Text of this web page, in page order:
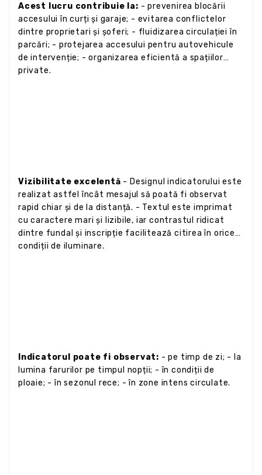
Acest lucru contribuie la: - prevenirea blocării
accesului în curți și garaje; - evitarea conflictelor
dintre proprietari și șoferi; - fluidizarea circulației în
parcări; - protejarea accesului pentru autovehicule
de intervenție; - organizarea eficientă a spațiilor
private.
Vizibilitate excelentă - Designul indicatorului este
realizat astfel încât mesajul să poată fi observat
rapid chiar și de la distanță. - Textul este imprimat
cu caractere mari și lizibile, iar contrastul ridicat
dintre fundal și inscripție facilitează citirea în orice
condiții de iluminare.
Indicatorul poate fi observat: - pe timp de zi; - la
lumina farurilor pe timpul nopții; - în condiții de
ploaie; - în sezonul rece; - în zone intens circulate.